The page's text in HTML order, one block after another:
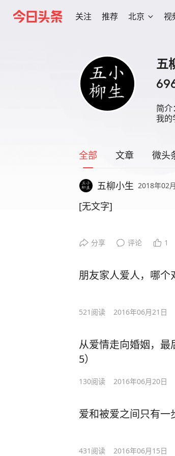
关注 推荐 北京 视
五
简介：
我的
全部 文章 微头
五柳小生 2018年02
[无文字]
分享 评论 1
朋友家人爱人，哪个
521 阅读 2016年06月21日
从爱情走向婚姻，最
5）
130阅读 2016年06月20日
爱和被爱之间只有一
431 阅读 2016年06月15日